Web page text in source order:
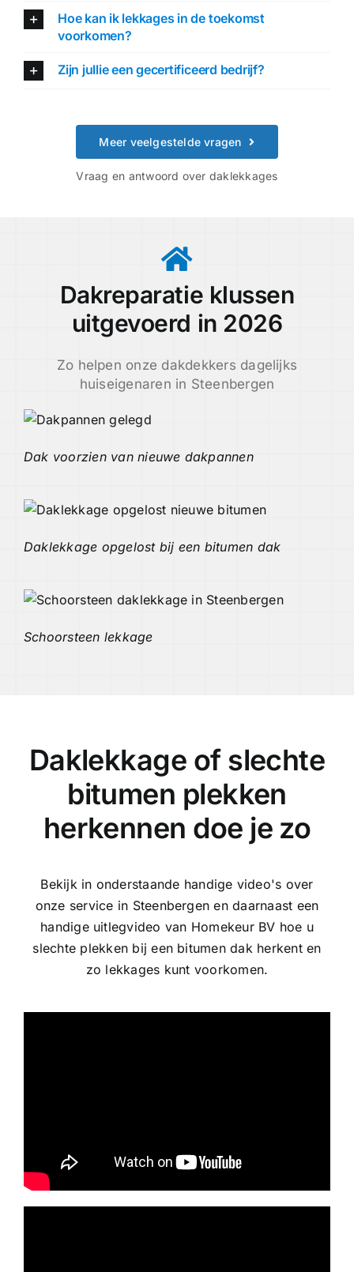
Hoe kan ik lekkages in de toekomst
voorkomen?
Zijn jullie een gecertificeerd bedrijf?
Meer veelgestelde vragen
Vraag en antwoord over daklekkages
Dakreparatie klussen
uitgevoerd in 2026
Zo helpen onze dakdekkers dagelijks
huiseigenaren in Steenbergen
Dak voorzien van nieuwe dakpannen
Daklekkage opgelost bij een bitumen dak
Schoorsteen lekkage
Daklekkage of slechte
bitumen plekken
herkennen doe je zo
Bekijk in onderstaande handige video's over
onze service in Steenbergen en daarnaast een
handige uitlegvideo van Homekeur BV hoe u
slechte plekken bij een bitumen dak herkent en
zo lekkages kunt voorkomen.